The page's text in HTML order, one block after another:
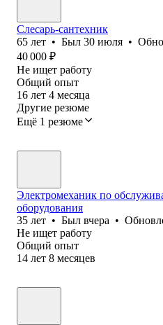
Слесарь-сантехник
65 лет • Был 30 июля •
40 000 ₽
Не ищет работу
Общий опыт
16 лет 4 месяца
Другие резюме
Ещё 1 резюме
Электромеханик по
оборудования
35 лет • Был вчера •
Не ищет работу
Общий опыт
14 лет 8 месяцев